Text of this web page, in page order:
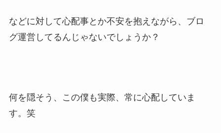
などに対して心配事とか不安を抱えながら、ブロ
グ運営してるんじゃないでしょうか？
何を隠そう、この僕も実際、常に心配していま
す。笑